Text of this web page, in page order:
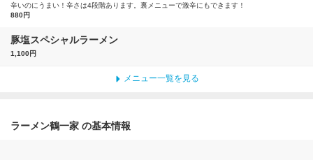
辛いのにうまい！辛さは4段階あります。裏メニューで激辛にもできます！
880円
豚塩スペシャルラーメン
1,100円
メニュー一覧を見る
ラーメン鶴一家 の基本情報